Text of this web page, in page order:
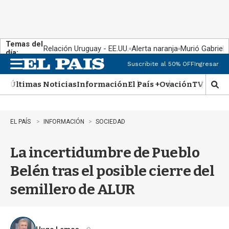
Temas del
día:
Relación Uruguay - EE.UU. Alerta naranja Murió Gabriel
n
u
Suscribite al 50% OFFIngresar
Últimas NoticiasInformaciónEl País +OvaciónTV Show
M
o
EL PAÍS INFORMACIÓN SOCIEDAD
La incertidumbre de Pueblo
Belén tras el posible cierre del
semillero de ALUR